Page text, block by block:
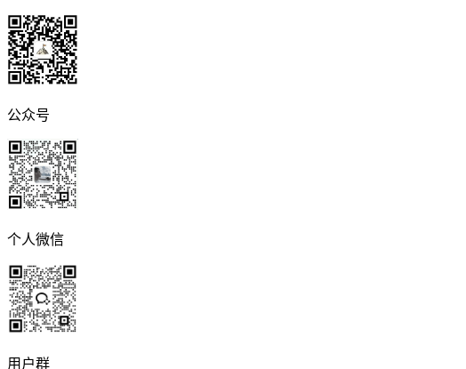
公众号
个人微信
用户群